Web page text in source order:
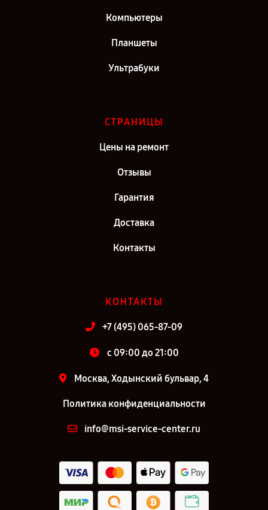
Компьютеры
Планшеты
Ультрабуки
СТРАНИЦЫ
Цены на ремонт
Отзывы
Гарантия
Доставка
Контакты
КОНТАКТЫ
+7 (495) 065-87-09
c 09:00 до 21:00
Москва, Ходынский бульвар, 4
Политика конфиденциальности
info@msi-service-center.ru